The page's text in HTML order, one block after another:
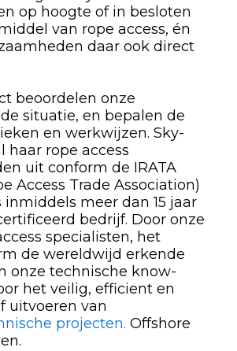
op hoogte of in besloten
van rope access, én
daar ook direct
beoordelen onze
situatie, en bepalen de
en werkwijzen. Sky-
haar rope access
uit conform de IRATA
Access Trade Association)
meer dan 15 jaar
bedrijf. Door onze
specialisten, het
de wereldwijd erkende
onze technische know-
het veilig, efficient en
uitvoeren van
projecten. Offshore